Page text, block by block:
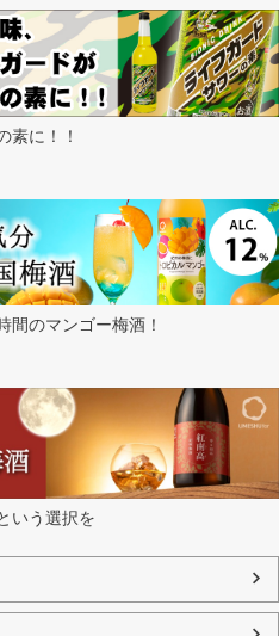
素に！！
間のマンゴー梅酒！
いう選択を